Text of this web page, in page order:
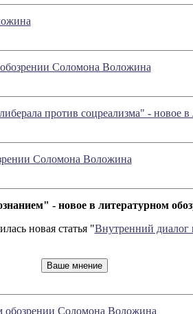
Соломона Воложина
против соцреализма" -
Соломона Воложина
- новое в литературном
новая статья "Внутренний диалог
обозрении Соломона Воложина